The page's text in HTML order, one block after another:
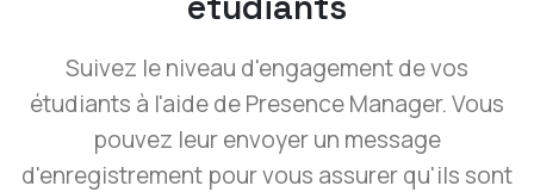
Suivez le niveau d'engagement de vos
étudiants à l'aide de Presence Manager. Vous
pouvez leur envoyer un message
d'enregistrement pour vous assurer qu'ils sont